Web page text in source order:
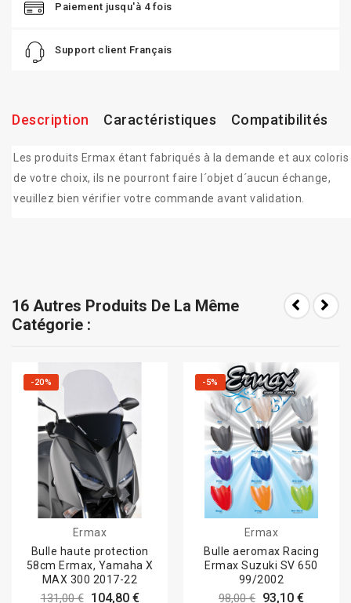
Paiement jusqu'à 4 fois
Support client Français
Description Caractéristiques Compatibilités
Les produits Ermax étant fabriqués à la demande et aux coloris
de votre choix, ils ne pourront faire l´objet d´aucun échange,
veuillez bien vérifier votre commande avant validation.
16 Autres Produits De La Même
Catégorie :
-20%
Ermax
Bulle haute protection
58cm Ermax, Yamaha X
MAX 300 2017-22
131,00 € 104,80 €
-5%
Ermax
Bulle aeromax Racing
Ermax Suzuki SV 650
99/2002
98,00 € 93,10 €